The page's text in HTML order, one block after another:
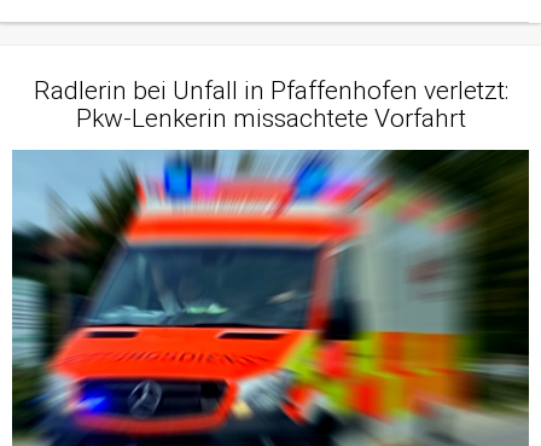
Radlerin bei Unfall in Pfaffenhofen verletzt:
Pkw-Lenkerin missachtete Vorfahrt